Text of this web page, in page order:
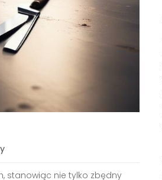
stanowiąc nie tylko zbędny